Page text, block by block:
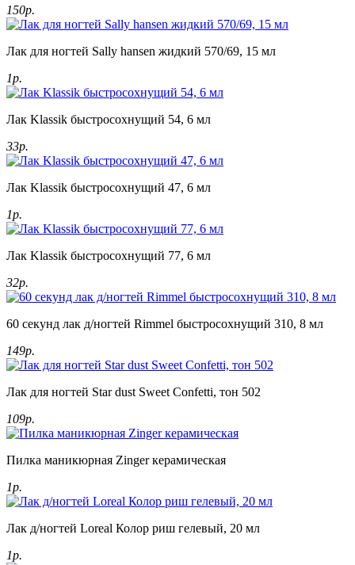
150р.
Лак для ногтей Sally hansen жидкий 570/69, 15 мл
1р.
Лак Klassik быстросохнущий 54, 6 мл
33р.
Лак Klassik быстросохнущий 47, 6 мл
1р.
Лак Klassik быстросохнущий 77, 6 мл
32р.
60 секунд лак д/ногтей Rimmel быстросохнущий 310, 8 мл
149р.
Лак для ногтей Star dust Sweet Confetti, тон 502
109р.
Пилка маникюрная Zinger керамическая
1р.
Лак д/ногтей Loreal Колор риш гелевый, 20 мл
1р.